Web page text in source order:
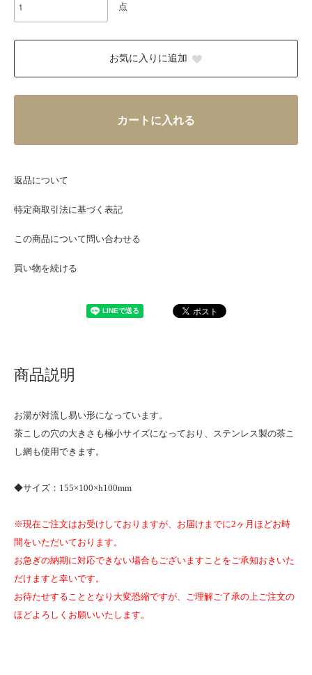
点
お気に入りに追加
カートに入れる
返品について
特定商取引法に基づく表記
この商品について問い合わせる
買い物を続ける
商品説明
お湯が対流し易い形になっています。
茶こしの穴の大きさも極小サイズになっており、ステンレス製の茶こ
し網も使用できます。
◆サイズ：155×100×h100mm
※現在ご注文はお受けしておりますが、お届けまでに2ヶ月ほどお時
間をいただいております。
お急ぎの納期に対応できない場合もございますことをご承知おきいた
だけますと幸いです。
お待たせすることとなり大変恐縮ですが、ご理解ご了承の上ご注文の
ほどよろしくお願いいたします。